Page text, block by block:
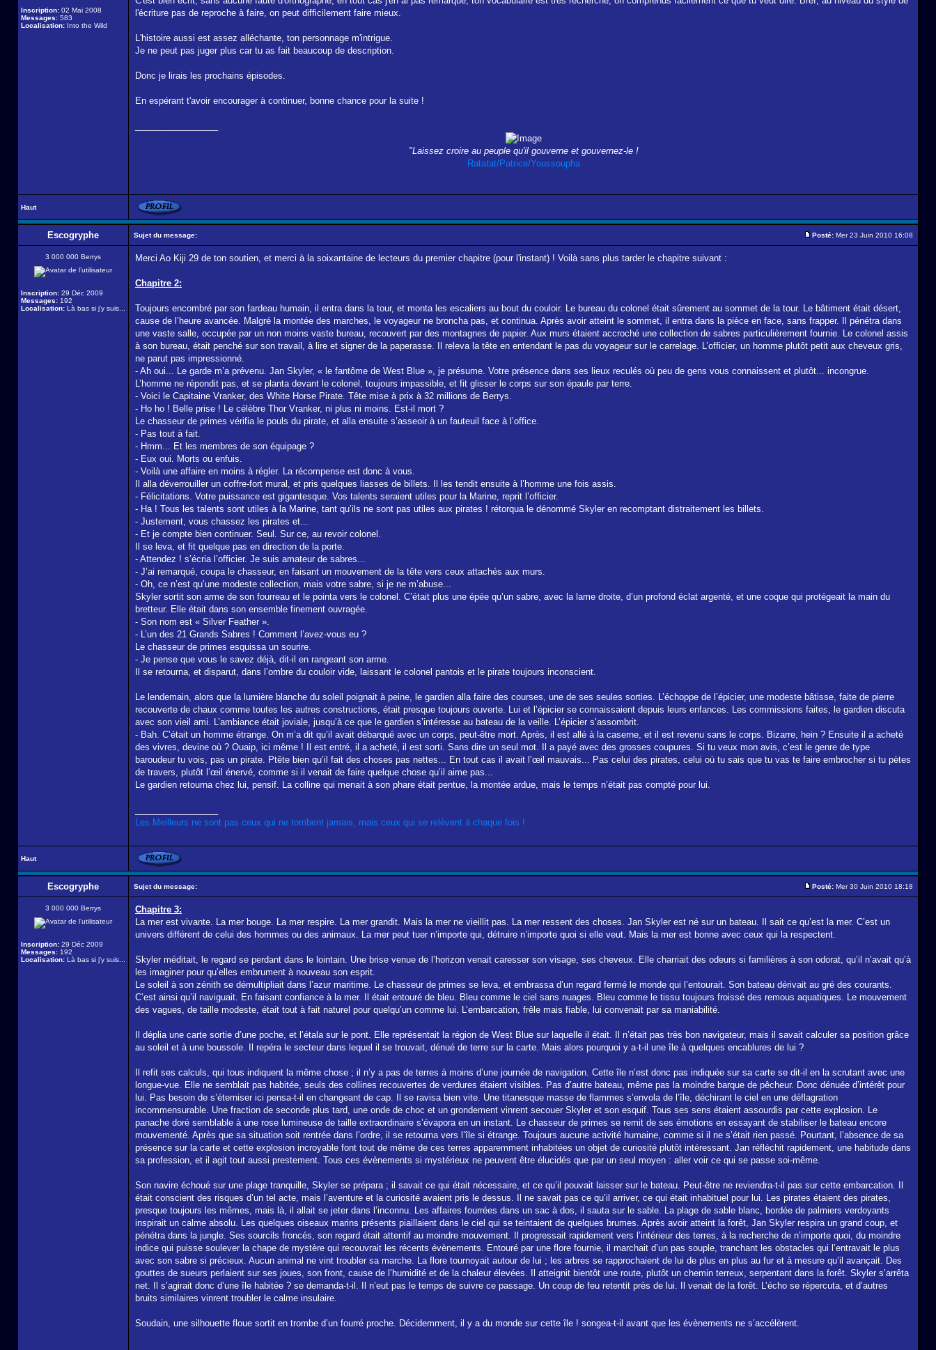
Inscription: 02 Mai 2008
Messages: 583
Localisation: Into the Wild
l'écriture pas de reproche à faire, on peut difficilement faire mieux.
L'histoire aussi est assez alléchante, ton personnage m'intrigue.
Je ne peut pas juger plus car tu as fait beaucoup de description.
Donc je lirais les prochains épisodes.
En espérant t'avoir encourager à continuer, bonne chance pour la suite !
"Laissez croire au peuple qu'il gouverne et gouvernez-le !
Ratatat/Patrice/Youssoupha
Haut
Escogryphe Sujet du message: Posté: Mer 23 Juin 2010 16:08
3 000 000 Berrys
Inscription: 29 Déc 2009
Messages: 192
Localisation: Là bas si j'y suis...
Merci Ao Kiji 29 de ton soutien, et merci à la soixantaine de lecteurs du premier chapitre (pour l'instant) ! Voilà sans plus tarder le chapitre suivant :
Chapitre 2:
Toujours encombré par son fardeau humain, il entra dans la tour, et monta les escaliers au bout du couloir. Le bureau du colonel était sûrement au sommet de la tour. Le bâtiment était désert,
cause de l’heure avancée. Malgré la montée des marches, le voyageur ne broncha pas, et continua. Après avoir atteint le sommet, il entra dans la pièce en face, sans frapper. Il pénétra dans
une vaste salle, occupée par un non moins vaste bureau, recouvert par des montagnes de papier. Aux murs étaient accroché une collection de sabres particulièrement fournie. Le colonel assis
à son bureau, était penché sur son travail, à lire et signer de la paperasse. Il releva la tête en entendant le pas du voyageur sur le carrelage. L’officier, un homme plutôt petit aux cheveux gris,
ne parut pas impressionné.
- Ah oui... Le garde m’a prévenu. Jan Skyler, « le fantôme de West Blue », je présume. Votre présence dans ses lieux reculés où peu de gens vous connaissent et plutôt... incongrue.
L’homme ne répondit pas, et se planta devant le colonel, toujours impassible, et fit glisser le corps sur son épaule par terre.
- Voici le Capitaine Vranker, des White Horse Pirate. Tête mise à prix à 32 millions de Berrys.
- Ho ho ! Belle prise ! Le célèbre Thor Vranker, ni plus ni moins. Est-il mort ?
Le chasseur de primes vérifia le pouls du pirate, et alla ensuite s’asseoir à un fauteuil face à l’office.
- Pas tout à fait.
- Hmm... Et les membres de son équipage ?
- Eux oui. Morts ou enfuis.
- Voilà une affaire en moins à régler. La récompense est donc à vous.
Il alla déverrouiller un coffre-fort mural, et pris quelques liasses de billets. Il les tendit ensuite à l’homme une fois assis.
- Félicitations. Votre puissance est gigantesque. Vos talents seraient utiles pour la Marine, reprit l’officier.
- Ha ! Tous les talents sont utiles à la Marine, tant qu’ils ne sont pas utiles aux pirates ! rétorqua le dénommé Skyler en recomptant distraitement les billets.
- Justement, vous chassez les pirates et...
- Et je compte bien continuer. Seul. Sur ce, au revoir colonel.
Il se leva, et fit quelque pas en direction de la porte.
- Attendez ! s’écria l’officier. Je suis amateur de sabres...
- J’ai remarqué, coupa le chasseur, en faisant un mouvement de la tête vers ceux attachés aux murs.
- Oh, ce n’est qu’une modeste collection, mais votre sabre, si je ne m’abuse...
Skyler sortit son arme de son fourreau et le pointa vers le colonel. C’était plus une épée qu’un sabre, avec la lame droite, d’un profond éclat argenté, et une coque qui protégeait la main du
bretteur. Elle était dans son ensemble finement ouvragée.
- Son nom est « Silver Feather ».
- L’un des 21 Grands Sabres ! Comment l’avez-vous eu ?
Le chasseur de primes esquissa un sourire.
- Je pense que vous le savez déjà, dit-il en rangeant son arme.
Il se retourna, et disparut, dans l’ombre du couloir vide, laissant le colonel pantois et le pirate toujours inconscient.
Le lendemain, alors que la lumière blanche du soleil poignait à peine, le gardien alla faire des courses, une de ses seules sorties. L’échoppe de l’épicier, une modeste bâtisse, faite de pierre
recouverte de chaux comme toutes les autres constructions, était presque toujours ouverte. Lui et l’épicier se connaissaient depuis leurs enfances. Les commissions faites, le gardien discuta
avec son vieil ami. L’ambiance était joviale, jusqu’à ce que le gardien s’intéresse au bateau de la veille. L’épicier s’assombrit.
- Bah. C’était un homme étrange. On m’a dit qu’il avait débarqué avec un corps, peut-être mort. Après, il est allé à la caserne, et il est revenu sans le corps. Bizarre, hein ? Ensuite il a acheté
des vivres, devine où ? Ouaip, ici même ! Il est entré, il a acheté, il est sorti. Sans dire un seul mot. Il a payé avec des grosses coupures. Si tu veux mon avis, c’est le genre de type
baroudeur tu vois, pas un pirate. Ptête bien qu’il fait des choses pas nettes... En tout cas il avait l’œil mauvais... Pas celui des pirates, celui où tu sais que tu vas te faire embrocher si tu pètes
de travers, plutôt l’œil énervé, comme si il venait de faire quelque chose qu’il aime pas...
Le gardien retourna chez lui, pensif. La colline qui menait à son phare était pentue, la montée ardue, mais le temps n’était pas compté pour lui.
Les Meilleurs ne sont pas ceux qui ne tombent jamais, mais ceux qui se relèvent à chaque fois !
Haut
Escogryphe Sujet du message: Posté: Mer 30 Juin 2010 18:18
3 000 000 Berrys
Inscription: 29 Déc 2009
Messages: 192
Localisation: Là bas si j'y suis...
Chapitre 3:
La mer est vivante. La mer bouge. La mer respire. La mer grandit. Mais la mer ne vieillit pas. La mer ressent des choses. Jan Skyler est né sur un bateau. Il sait ce qu’est la mer. C’est un
univers différent de celui des hommes ou des animaux. La mer peut tuer n’importe qui, détruire n’importe quoi si elle veut. Mais la mer est bonne avec ceux qui la respectent.
Skyler méditait, le regard se perdant dans le lointain. Une brise venue de l’horizon venait caresser son visage, ses cheveux. Elle charriait des odeurs si familières à son odorat, qu’il n’avait qu’à
les imaginer pour qu’elles embrument à nouveau son esprit.
Le soleil à son zénith se démultipliait dans l’azur maritime. Le chasseur de primes se leva, et embrassa d’un regard fermé le monde qui l’entourait. Son bateau dérivait au gré des courants.
C’est ainsi qu’il naviguait. En faisant confiance à la mer. Il était entouré de bleu. Bleu comme le ciel sans nuages. Bleu comme le tissu toujours froissé des remous aquatiques. Le mouvement
des vagues, de taille modeste, était tout à fait naturel pour quelqu’un comme lui. L’embarcation, frêle mais fiable, lui convenait par sa maniabilité.
Il déplia une carte sortie d’une poche, et l’étala sur le pont. Elle représentait la région de West Blue sur laquelle il était. Il n’était pas très bon navigateur, mais il savait calculer sa position grâce
au soleil et à une boussole. Il repéra le secteur dans lequel il se trouvait, dénué de terre sur la carte. Mais alors pourquoi y a-t-il une île à quelques encablures de lui ?
Il refit ses calculs, qui tous indiquent la même chose ; il n’y a pas de terres à moins d’une journée de navigation. Cette île n’est donc pas indiquée sur sa carte se dit-il en la scrutant avec une
longue-vue. Elle ne semblait pas habitée, seuls des collines recouvertes de verdures étaient visibles. Pas d’autre bateau, même pas la moindre barque de pêcheur. Donc dénuée d’intérêt pour
lui. Pas besoin de s’éterniser ici pensa-t-il en changeant de cap. Il se ravisa bien vite. Une titanesque masse de flammes s’envola de l’île, déchirant le ciel en une déflagration
incommensurable. Une fraction de seconde plus tard, une onde de choc et un grondement vinrent secouer Skyler et son esquif. Tous ses sens étaient assourdis par cette explosion. Le
panache doré semblable à une rose lumineuse de taille extraordinaire s’évapora en un instant. Le chasseur de primes se remit de ses émotions en essayant de stabiliser le bateau encore
mouvementé. Après que sa situation soit rentrée dans l’ordre, il se retourna vers l’île si étrange. Toujours aucune activité humaine, comme si il ne s’était rien passé. Pourtant, l’absence de sa
présence sur la carte et cette explosion incroyable font tout de même de ces terres apparemment inhabitées un objet de curiosité plutôt intéressant. Jan réfléchit rapidement, une habitude dans
sa profession, et il agit tout aussi prestement. Tous ces évènements si mystérieux ne peuvent être élucidés que par un seul moyen : aller voir ce qui se passe soi-même.
Son navire échoué sur une plage tranquille, Skyler se prépara ; il savait ce qui était nécessaire, et ce qu’il pouvait laisser sur le bateau. Peut-être ne reviendra-t-il pas sur cette embarcation. Il
était conscient des risques d’un tel acte, mais l’aventure et la curiosité avaient pris le dessus. Il ne savait pas ce qu’il arriver, ce qui était inhabituel pour lui. Les pirates étaient des pirates,
presque toujours les mêmes, mais là, il allait se jeter dans l’inconnu. Les affaires fourrées dans un sac à dos, il sauta sur le sable. La plage de sable blanc, bordée de palmiers verdoyants
inspirait un calme absolu. Les quelques oiseaux marins présents piaillaient dans le ciel qui se teintaient de quelques brumes. Après avoir atteint la forêt, Jan Skyler respira un grand coup, et
pénétra dans la jungle. Ses sourcils froncés, son regard était attentif au moindre mouvement. Il progressait rapidement vers l’intérieur des terres, à la recherche de n’importe quoi, du moindre
indice qui puisse soulever la chape de mystère qui recouvrait les récents évènements. Entouré par une flore fournie, il marchait d’un pas souple, tranchant les obstacles qui l’entravait le plus
avec son sabre si précieux. Aucun animal ne vint troubler sa marche. La flore tournoyait autour de lui ; les arbres se rapprochaient de lui de plus en plus au fur et à mesure qu’il avançait. Des
gouttes de sueurs perlaient sur ses joues, son front, cause de l’humidité et de la chaleur élevées. Il atteignit bientôt une route, plutôt un chemin terreux, serpentant dans la forêt. Skyler s’arrêta
net. Il s’agirait donc d’une île habitée ? se demanda-t-il. Il n’eut pas le temps de suivre ce passage. Un coup de feu retentit près de lui. Il venait de la forêt. L’écho se répercuta, et d’autres
bruits similaires vinrent troubler le calme insulaire.
Soudain, une silhouette floue sortit en trombe d’un fourré proche. Décidemment, il y a du monde sur cette île ! songea-t-il avant que les évènements ne s’accélèrent.